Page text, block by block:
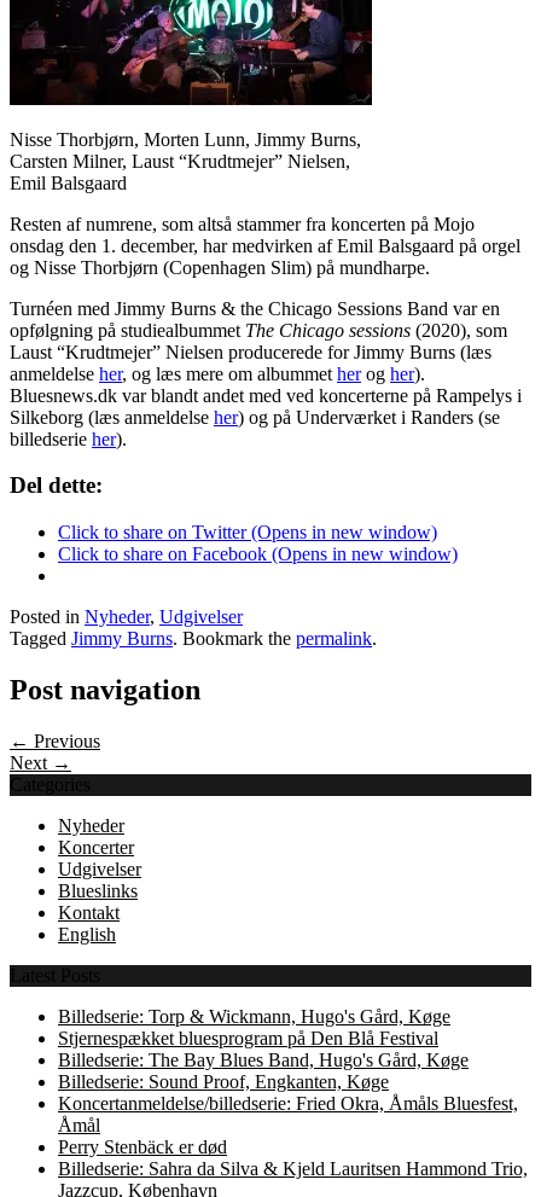
Nisse Thorbjørn, Morten Lunn, Jimmy Burns,
Carsten Milner, Laust “Krudtmejer” Nielsen,
Emil Balsgaard
Resten af numrene, som altså stammer fra koncerten på Mojo
onsdag den 1. december, har medvirken af Emil Balsgaard på orgel
og Nisse Thorbjørn (Copenhagen Slim) på mundharpe.
Turnéen med Jimmy Burns & the Chicago Sessions Band var en
opfølgning på studiealbummet The Chicago sessions (2020), som
Laust “Krudtmejer” Nielsen producerede for Jimmy Burns (læs
anmeldelse her, og læs mere om albummet herog her).
Bluesnews.dk var blandt andet med ved koncerterne på Rampelys i
Silkeborg (læs anmeldelse her) og på Underværket i Randers (se
billedserie her).
Del dette:
Click to share on Twitter (Opens in new window)
Click to share on Facebook (Opens in new window)
Posted in Nyheder, Udgivelser
Tagged Jimmy Burns. Bookmark the permalink.
Post navigation
← Previous
Next →
Categories
Nyheder
Koncerter
Udgivelser
Blueslinks
Kontakt
English
Latest Posts
Billedserie: Torp & Wickmann, Hugo's Gård, Køge
Stjernespækket bluesprogram på Den Blå Festival
Billedserie: The Bay Blues Band, Hugo's Gård, Køge
Billedserie: Sound Proof, Engkanten, Køge
Koncertanmeldelse/billedserie: Fried Okra, Åmåls Bluesfest,
Åmål
Perry Stenbäck er død
Billedserie: Sahra da Silva & Kjeld Lauritsen Hammond Trio,
Jazzcup, København